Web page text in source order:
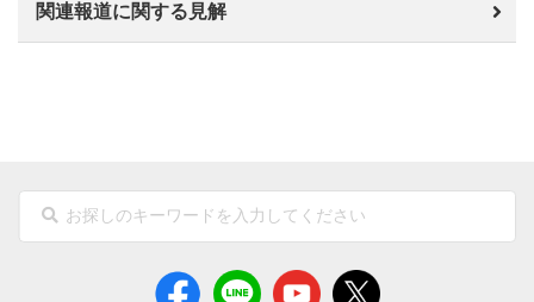
関連報道に関する見解